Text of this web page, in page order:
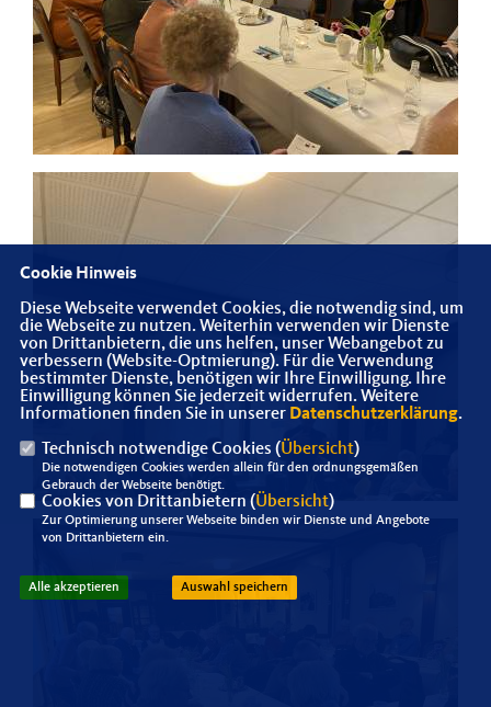
Cookie Hinweis
Diese Webseite verwendet Cookies, die notwendig sind, um
die Webseite zu nutzen. Weiterhin verwenden wir Dienste
von Drittanbietern, die uns helfen, unser Webangebot zu
verbessern (Website-Optmierung). Für die Verwendung
bestimmter Dienste, benötigen wir Ihre Einwilligung. Ihre
Einwilligung können Sie jederzeit widerrufen. Weitere
Informationen finden Sie in unserer Datenschutzerklärung.
Technisch notwendige Cookies (Übersicht)
Die notwendigen Cookies werden allein für den ordnungsgemäßen
Gebrauch der Webseite benötigt.
Cookies von Drittanbietern (Übersicht)
Zur Optimierung unserer Webseite binden wir Dienste und Angebote
von Drittanbietern ein.
Alle akzeptieren Auswahl speichern